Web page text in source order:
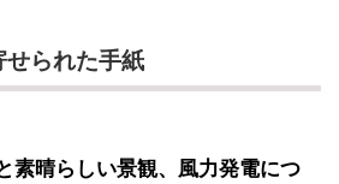
られた手紙
素晴らしい景観、風力発電につ